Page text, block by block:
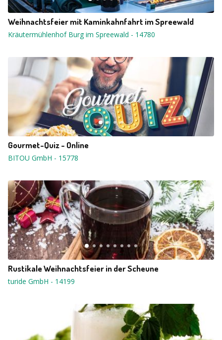
Weihnachtsfeier mit Kaminkahnfahrt im Spreewald
Kräutermühlenhof Burg im Spreewald - 14780
Gourmet-Quiz - Online
BITOU GmbH - 15778
Rustikale Weihnachtsfeier in der Scheune
turide GmbH - 14199